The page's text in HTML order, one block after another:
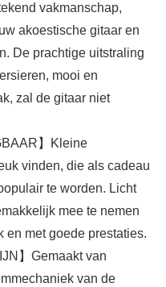
vakmanschap,
akoestische gitaar en
De prachtige uitstraling
mooi en
zal de gitaar niet
】Kleine
vinden, die als cadeau
te worden. Licht
mee te nemen
en met goede prestaties.
】Gemaakt van
van de